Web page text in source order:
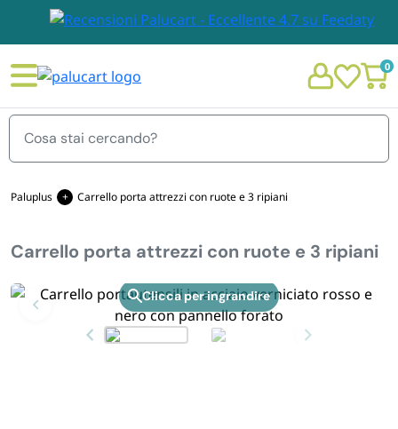
0
Menu
STOVIGLIE E TOVAGLIOLI
GIARDINO E ARREDO PER ESTERNO
Personalizzazione Monouso
Paluplus Carrello porta attrezzi con ruote e 3 ripiani
Carrello porta attrezzi con ruote e 3 ripiani
Zoom